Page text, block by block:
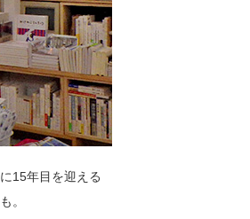
15年目を迎える
。